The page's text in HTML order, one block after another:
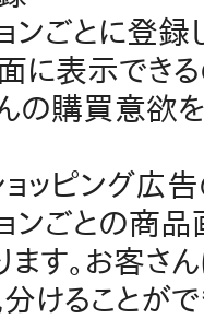
ンごとに登
に表示でき
の購買意欲
ッピング広
ンごとの商
ます。お客さ
けることが